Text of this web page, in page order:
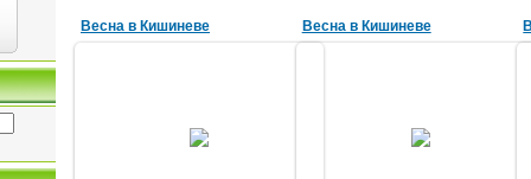
Весна в Кишиневе Весна в Кишиневе